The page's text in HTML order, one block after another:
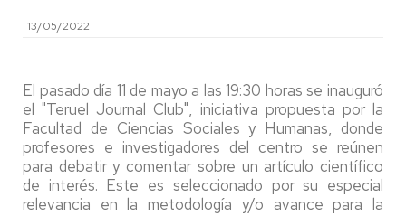
13/05/2022
El pasado día 11 de mayo a las 19:30 horas se inauguró
el "Teruel Journal Club", iniciativa propuesta por la
Facultad de Ciencias Sociales y Humanas, donde
profesores e investigadores del centro se reúnen
para debatir y comentar sobre un artículo científico
de interés. Este es seleccionado por su especial
relevancia en la metodología y/o avance para la